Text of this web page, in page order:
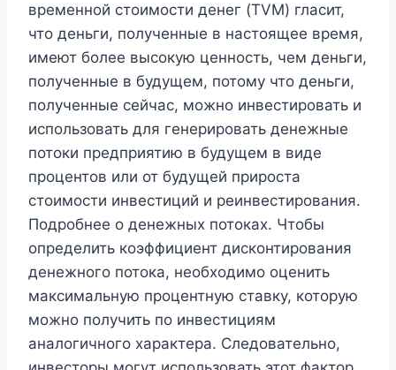
временной стоимости денег (TVM) гласит,
что деньги, полученные в настоящее время,
имеют более высокую ценность, чем деньги,
полученные в будущем, потому что деньги,
полученные сейчас, можно инвестировать и
использовать для генерировать денежные
потоки предприятию в будущем в виде
процентов или от будущей прироста
стоимости инвестиций и реинвестирования.
Подробнее о денежных потоках. Чтобы
определить коэффициент дисконтирования
денежного потока, необходимо оценить
максимальную процентную ставку, которую
можно получить по инвестициям
аналогичного характера. Следовательно,